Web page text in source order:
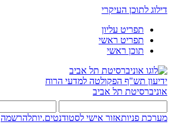
דילוג לתוכן העיקרי
תפריט עליון
תפריט ראשי
תוכן ראשי
ידיעון תש"ף הפקולטה למדעי הרוח
אוניברסיטת תל אביב
מערכת פניותאזור אישי לסטודנטים.יותלהרשמה